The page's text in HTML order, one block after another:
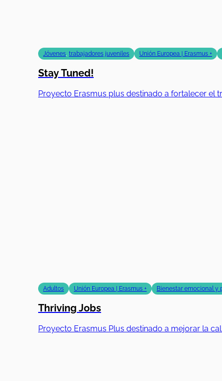
Jóvenes, trabajadores juveniles Unión Europea | Erasmus +
Stay Tuned!
Proyecto Erasmus plus destinado a fortalecer el
Adultos Unión Europea | Erasmus + Bienestar emocional y
Thriving Jobs
Proyecto Erasmus Plus destinado a mejorar la